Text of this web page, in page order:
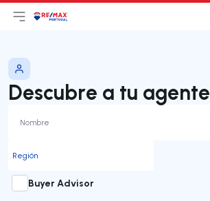
Abrir el menú principal
Logotipo
Descubre a tu agente
Buyer Advisor